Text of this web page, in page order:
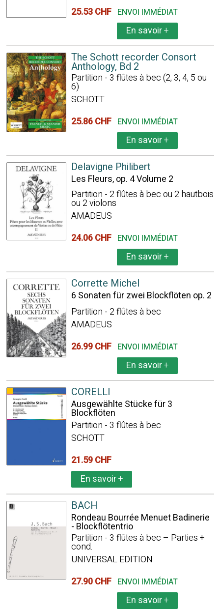
25.53 CHF ENVOI IMMÉDIAT
En savoir+
The Schott recorder Consort
Anthology, Bd 2
Partition - 3 flûtes à bec (2, 3, 4, 5 ou
6)
SCHOTT
25.86 CHF ENVOI IMMÉDIAT
En savoir+
Delavigne Philibert
Les Fleurs, op. 4 Volume 2
Partition - 2 flûtes à bec ou 2 hautbois
ou 2 violons
AMADEUS
24.06 CHF ENVOI IMMÉDIAT
En savoir+
Corrette Michel
6 Sonaten für zwei Blockflöten op. 2
Partition - 2 flûtes à bec
AMADEUS
26.99 CHF ENVOI IMMÉDIAT
En savoir+
CORELLI
Ausgewählte Stücke für 3
Blockflöten
Partition - 3 flûtes à bec
SCHOTT
21.59 CHF
En savoir+
BACH
Rondeau Bourrée Menuet Badinerie
- Blockflötentrio
Partition - 3 flûtes à bec – Parties +
cond.
UNIVERSAL EDITION
27.90 CHF ENVOI IMMÉDIAT
En savoir+